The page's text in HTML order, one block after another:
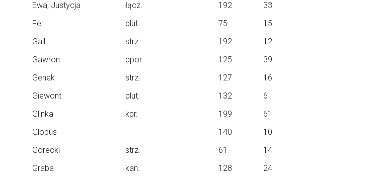
Ewa, Justycja łącz. 192
33
Fel plut. 75
15
Gall strz. 192
12
Gawron ppor. 125
39
Genek strz. 127
16
Giewont plut. 132
6
Glinka kpr. 199
61
Globus - 140
10
Gorecki strz. 61
14
Graba kan. 128
24